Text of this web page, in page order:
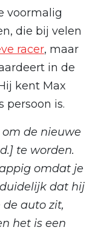
voormalig
die bij velen
racer, maar
in de
kent Max
persoon is.
om de nieuwe
te worden.
omdat je
dat hij
auto zit,
het is een